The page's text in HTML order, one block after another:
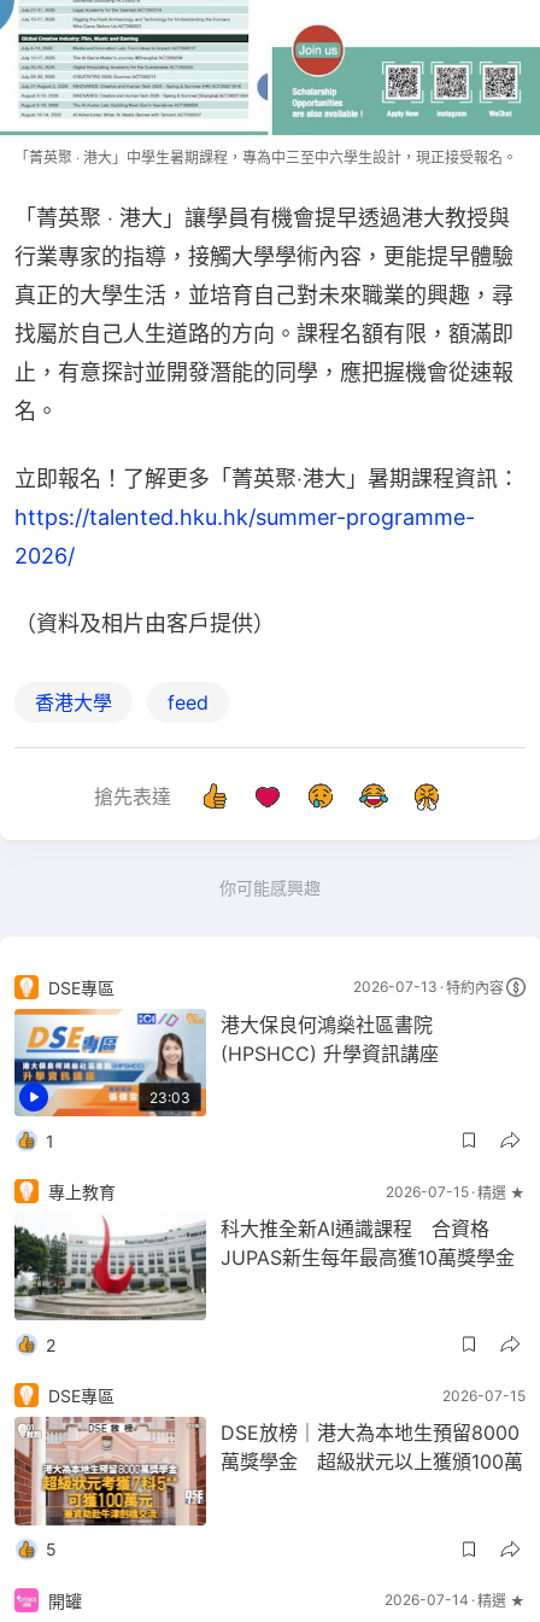
「菁英聚 ‧ 港大」中學生暑期課程，專為中三至中六學生設計，現正接受報名。
​​「菁英聚 ‧ 港大」讓學員有機會提早透過港大教授與
行業專家的指導，接觸大學學術內容，更能提早體驗
真正的大學生活，並培育自己對未來職業的興趣，尋
找屬於自己人生道路的方向。​​課程名額有限，額滿即
止，有意探討並開發潛能的同學，應把握機會從速報
名。​
​​立即報名！了解更多「菁英聚‧港大」暑期課程資訊：
https://talented.hku.hk/summer-programme-
2026/
​​（資料及相片由客戶提供）​
香港大學 feed
搶先表達
你可能感興趣
23:03
DSE專區 2026-07-13 特約內容
港大保良何鴻燊社區書院
(HPSHCC) 升學資訊講座
1
專上教育 2026-07-15 精選 ★
科大推全新AI通識課程 合資格
JUPAS新生每年最高獲10萬獎學金
2
DSE專區 2026-07-15
DSE放榜｜港大為本地生預留8000
萬獎學金 超級狀元以上獲頒100萬
5
開罐 2026-07-14 精選 ★